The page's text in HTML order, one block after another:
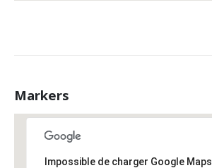
Markers
Impossible de charger Google Maps